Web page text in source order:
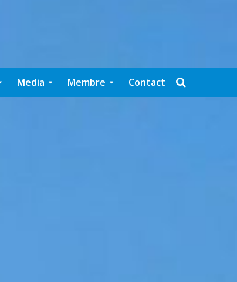
Media Membre Contact